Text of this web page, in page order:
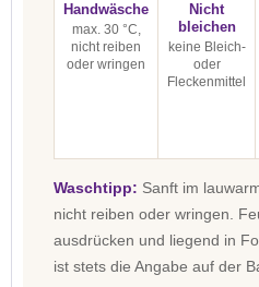
Handwäsche
max. 30 °C,
nicht reiben
oder wringen
Nicht
bleichen
keine Bleich-
oder
Fleckenmittel
Waschtipp: Sanft im
nicht reiben oder wringen.
ausdrücken und liegend in
ist stets die Angabe auf der